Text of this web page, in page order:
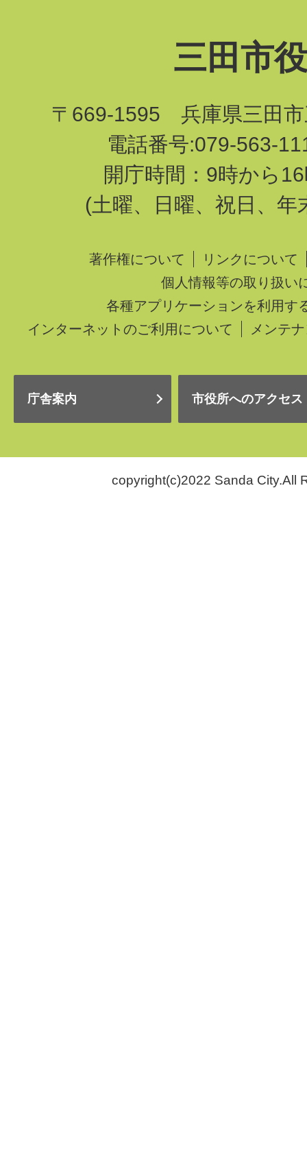
三田市
〒669-1595 兵庫県三田市
電話番号:079-563-
開庁時間：9時から
(土曜、日曜、祝日、年
著作権について
リンクについて
個人情報等の取り扱い
各種アプリケーションを利用す
インターネットのご利用について
メンテ
庁舎案内 市役所へのアクセス
copyright(c)2022 Sanda City.All